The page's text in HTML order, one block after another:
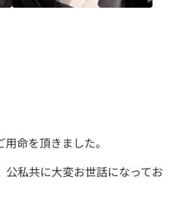
命を頂きました。
公私共に大変お世話になってお